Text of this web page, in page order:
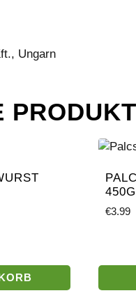
Ungarn
450G
€3.99